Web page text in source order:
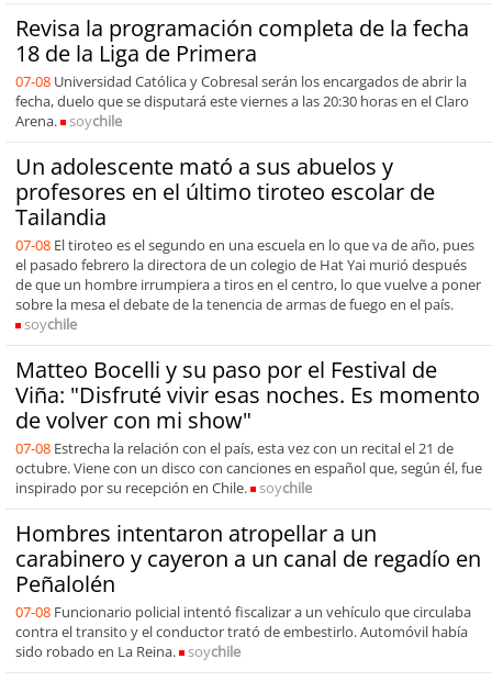
Revisa la programación completa de la fecha
18 de la Liga de Primera
07-08 Universidad Católica y Cobresal serán los encargados de abrir la
fecha, duelo que se disputará este viernes a las 20:30 horas en el Claro
Arena.
soychile
Un adolescente mató a sus abuelos y
profesores en el último tiroteo escolar de
Tailandia
07-08 El tiroteo es el segundo en una escuela en lo que va de año, pues
el pasado febrero la directora de un colegio de Hat Yai murió después
de que un hombre irrumpiera a tiros en el centro, lo que vuelve a poner
sobre la mesa el debate de la tenencia de armas de fuego en el país.
soychile
Matteo Bocelli y su paso por el Festival de
Viña: "Disfruté vivir esas noches. Es momento
de volver con mi show"
07-08 Estrecha la relación con el país, esta vez con un recital el 21 de
octubre. Viene con un disco con canciones en español que, según él, fue
inspirado por su recepción en Chile.
soychile
Hombres intentaron atropellar a un
carabinero y cayeron a un canal de regadío en
Peñalolén
07-08 Funcionario policial intentó fiscalizar a un vehículo que circulaba
contra el transito y el conductor trató de embestirlo. Automóvil había
sido robado en La Reina.
soychile